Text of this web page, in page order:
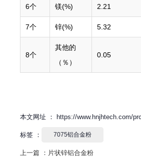
6个 镁(%) 2.21
7个 锌(%) 5.32
8个
其他的
（％）
0.05
本文网址 ： https://www.hnjhtech.com/
标签 ： 7075铝合金粉
上一篇 ： 片状锌铝合金粉